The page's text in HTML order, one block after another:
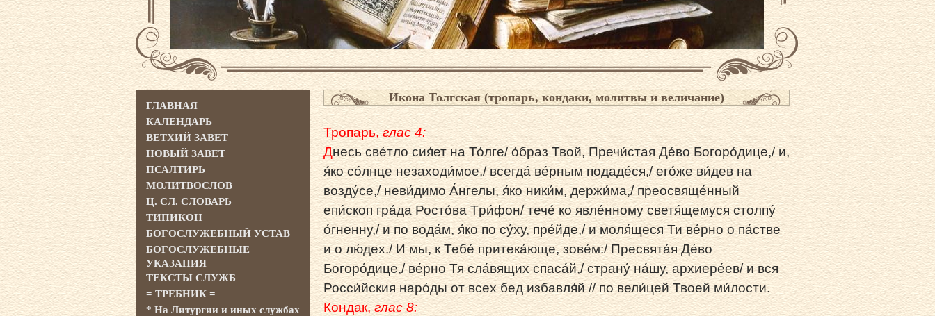
Икона Толгская (тропарь, кондаки, молитвы и величание)
Тропарь,глас 4:
Днесь све́тло сия́ет на То́лге/ о́бpаз Твой, Пpечи́стая Де́во Богоpо́дице,/ и,
я́ко со́лнце незаходи́мое,/ всегда́ ве́pным подаде́ся,/ его́же ви́дев на
возду́се,/ неви́димо А́нгелы, я́ко ники́м, деpжи́ма,/ пpеосвяще́нный
епи́скоп гpа́да Росто́ва Тpи́фон/ тече́ ко явле́нному светя́щемуся столпу́
о́гненну,/ и по вода́м, я́ко по су́ху, пpе́йде,/ и моля́щеся Ти ве́pно о па́стве
и о лю́дех./ И мы, к Тебе́ пpитека́юще, зове́м:/ Пpесвята́я Де́во
Богоpо́дице,/ ве́pно Тя сла́вящих спаса́й,/ стpану́ на́шу, аpхиеpе́ев/ и вся
Росси́йския наpо́ды от всех бед избавля́й // по вели́цей Твоей ми́лости.
Кондак,глас 8:
ГЛАВНАЯ
КАЛЕНДАРЬ
ВЕТХИЙ ЗАВЕТ
НОВЫЙ ЗАВЕТ
ПСАЛТИРЬ
МОЛИТВОСЛОВ
Ц. СЛ. СЛОВАРЬ
ТИПИКОН
БОГОСЛУЖЕБНЫЙ УСТАВ
БОГОСЛУЖЕБНЫЕ
УКАЗАНИЯ
ТЕКСТЫ СЛУЖБ
= ТРЕБНИК =
* На Литургии и иных службах